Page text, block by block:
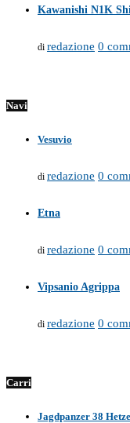
Kawanishi N1K
di redazione 0
Navi
Vesuvio
di redazione 0
Etna
di redazione 0
Vipsanio Agrippa
di redazione 0
Carri
Jagdpanzer 38